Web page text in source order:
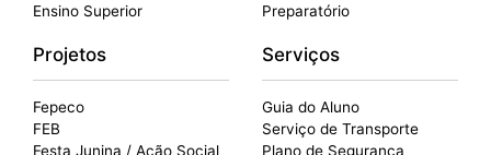
Ensino Superior
Preparatório
Projetos
Fepeco
FEB
Festa Junina / Ação Social
Serviços
Guia do Aluno
Serviço de Transporte
Plano de Segurança